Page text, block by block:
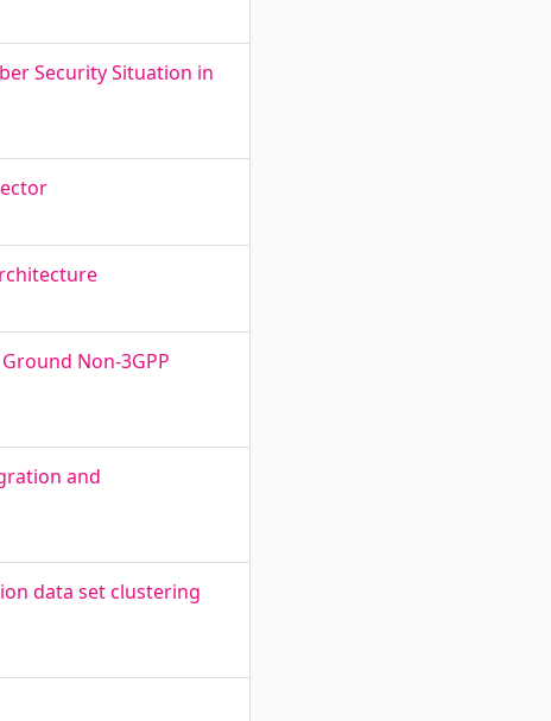
Security Situation in
Non-3GPP
and
data set clustering